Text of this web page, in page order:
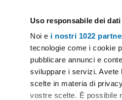
Uso responsabile dei dati
Noi e i nostri 1022
tecnologie come i cookie
pubblicare annunci e
sviluppare i servizi.
scelte in materia di
vostre scelte. È possibile
in tutta Italia
Scegli la zona
Appartamenti Affitto Bergamo
bergamo Bergamo (21